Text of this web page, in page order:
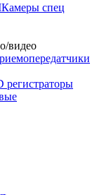
Камеры спец
видео
регистраторы